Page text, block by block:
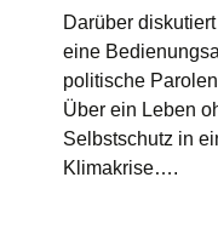
Darüber
eine
politische
Über ein Leben
Selbstschutz in
Klimakrise….